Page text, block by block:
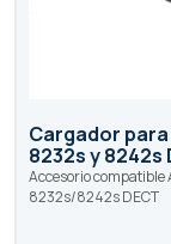
Cargador
8232s y 8242s
Accesorio compatible
8232s/8242s DECT